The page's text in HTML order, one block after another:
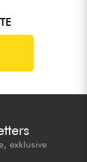
exklusive